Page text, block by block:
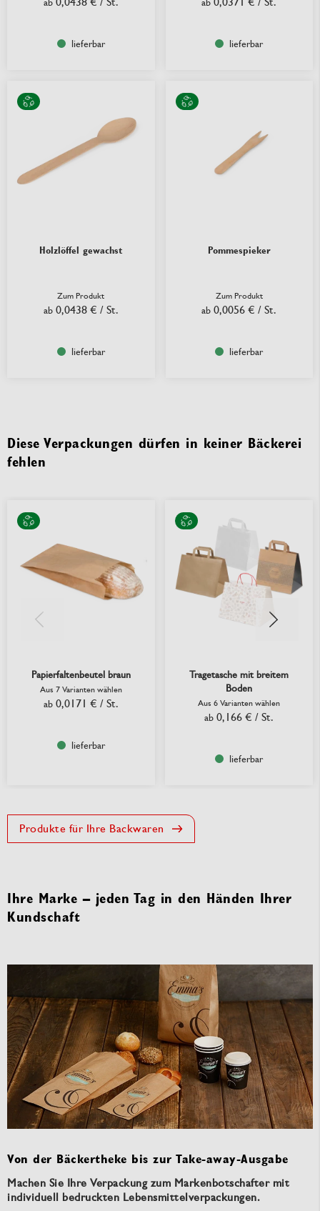
lieferbar lieferbar
Holzlöffel gewachst
Zum Produkt
ab 0,0438 € / St.
lieferbar
Pommespieker
Zum Produkt
ab 0,0056 € / St.
lieferbar
Diese Verpackungen dürfen in keiner Bäckerei
fehlen
Papierfaltenbeutel braun
Aus 7 Varianten wählen
ab 0,0171 € / St.
lieferbar
Tragetasche mit breitem
Boden
Aus 6 Varianten wählen
ab 0,166 € / St.
lieferbar
Produkte für Ihre Backwaren
Ihre Marke – jeden Tag in den Händen Ihrer
Kundschaft
Von der Bäckertheke bis zur Take-away-Ausgabe
Machen Sie Ihre Verpackung zum Markenbotschafter mit
individuell bedruckten Lebensmittelverpackungen.